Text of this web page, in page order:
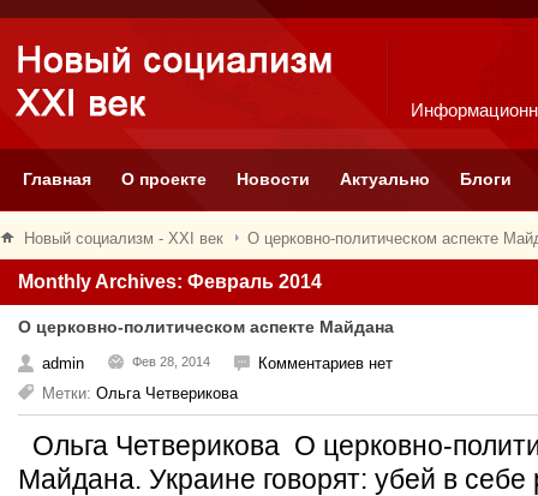
Главная О проекте Новости Актуально Блоги
Новый социализм - XXI век О церковно-политическом аспекте
Monthly Archives: Февраль 2014
О церковно-политическом аспекте Майдана
admin Фев 28, 2014
Комментариев нет
Метки: Ольга Четверикова
Ольга Четверикова О церковно-
Майдана. Украине говорят: убей в себе